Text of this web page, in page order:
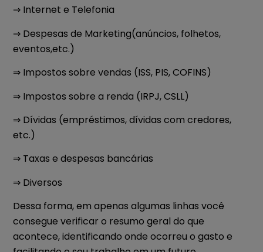
⇒ Internet e Telefonia
⇒ Despesas de Marketing(anúncios, folhetos,
eventos,etc.)
⇒ Impostos sobre vendas (ISS, PIS, COFINS)
⇒ Impostos sobre a renda (IRPJ, CSLL)
⇒ Dívidas (empréstimos, dívidas com credores,
etc.)
⇒ Taxas e despesas bancárias
⇒ Diversos
Dessa forma, em apenas algumas linhas você
consegue verificar o resumo geral do que
acontece, identificando onde ocorreu o gasto e